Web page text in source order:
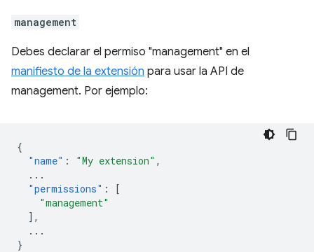
management
Debes declarar el permiso "management" en el
manifiesto de la extensión para usar la API de
management. Por ejemplo:
{
"name" : "My extension" ,
...
"permissions" :
[
"management"
],
...
}